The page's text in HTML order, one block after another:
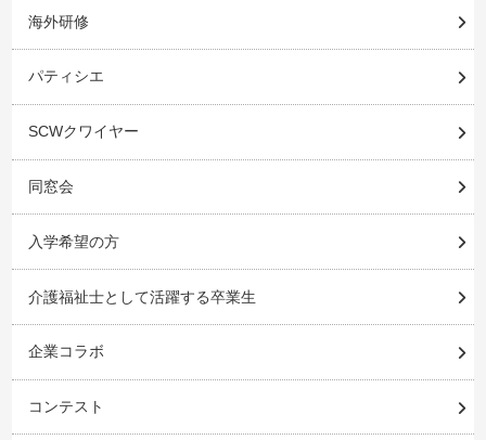
海外研修
パティシエ
SCWクワイヤー
同窓会
入学希望の方
介護福祉士として活躍する卒業生
企業コラボ
コンテスト